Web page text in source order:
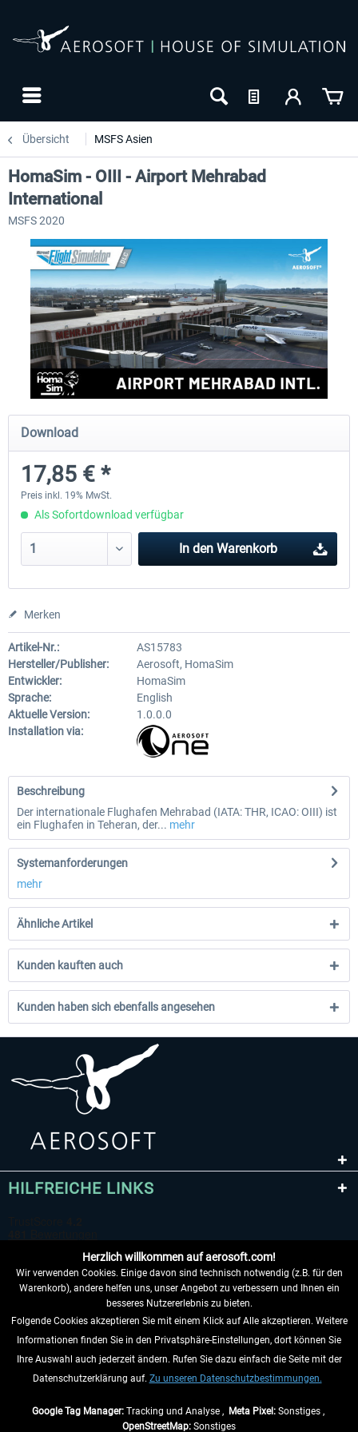
Übersicht MSFS Asien
9,95 € *
HomaSim - OIII - Airport Mehrabad
International
MSFS 2020
Download
17,85 € *
Preis inkl. 19% MwSt.
Als Sofortdownload verfügbar
In den Warenkorb
Merken
Artikel-Nr.:
AS15783
Hersteller/Publisher:
Aerosoft, HomaSim
Entwickler:
HomaSim
Sprache:
English
Aktuelle Version:
1.0.0.0
Installation via:
Beschreibung
Der internationale Flughafen Mehrabad (IATA: THR, ICAO: OIII) ist
ein Flughafen in Teheran, der... mehr
Systemanforderungen
mehr
Ähnliche Artikel
Kunden kauften auch
Kunden haben sich ebenfalls angesehen
HILFREICHE LINKS
VERTRAG WIDERRUFEN
INFORMATIONEN
Herzlich willkommen auf aerosoft.com!
Wir verwenden Cookies. Einige davon sind technisch notwendig (z.B. für den
Warenkorb), andere helfen uns, unser Angebot zu verbessern und Ihnen ein
besseres Nutzererlebnis zu bieten.
Folgende Cookies akzeptieren Sie mit einem Klick auf Alle akzeptieren. Weitere
Informationen finden Sie in den Privatsphäre-Einstellungen, dort können Sie
Ihre Auswahl auch jederzeit ändern. Rufen Sie dazu einfach die Seite mit der
Datenschutzerklärung auf. Zu unseren Datenschutzbestimmungen.
Google Tag Manager:Tracking und Analyse , Meta Pixel:Sonstiges ,
OpenStreetMap: Sonstiges